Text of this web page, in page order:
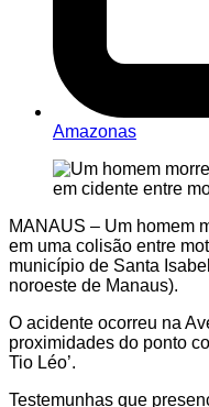
Amazonas
MANAUS – Um homem
em uma colisão entre
município de Santa
noroeste de Manaus).
O acidente ocorreu na
proximidades do ponto
Tio Léo’.
Testemunhas que